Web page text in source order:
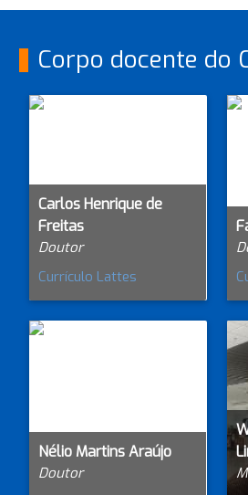
Corpo docente do
Carlos Henrique de
Freitas
Doutor
Currículo Lattes
Nélio Martins Araújo
Doutor